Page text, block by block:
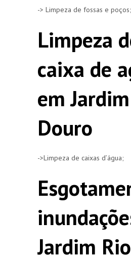
-> Limpeza de fossas e poços;
Limpeza
caixa de
em
Douro
->Limpeza de caixas d’água;
Jardim Rio